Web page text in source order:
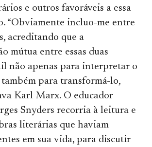
e outros favoráveis a essa
“Obviamente incluo-me entre
acreditando que a
mútua entre essas duas
não apenas para interpretar o
também para transformá-lo,
Karl Marx. O educador
Snyders recorria à leitura e
literárias que haviam
em sua vida, para discutir